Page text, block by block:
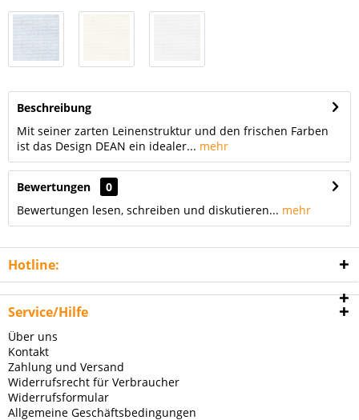
Beschreibung
Mit seiner zarten Leinenstruktur und den frischen Farben
ist das Design DEAN ein idealer... mehr
Bewertungen
0
Bewertungen lesen, schreiben und diskutieren... mehr
Hotline:
Service/Hilfe
Über uns
Kontakt
Zahlung und Versand
Widerrufsrecht für Verbraucher
Widerrufsformular
Allgemeine Geschäftsbedingungen